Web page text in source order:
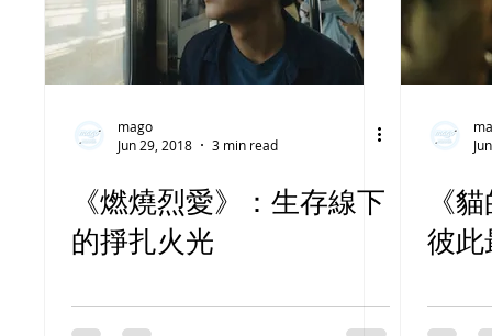
mago
Jun 29, 2018
3 min read
《燃燒烈愛》：生存線下
的掙扎火光
《
彼此